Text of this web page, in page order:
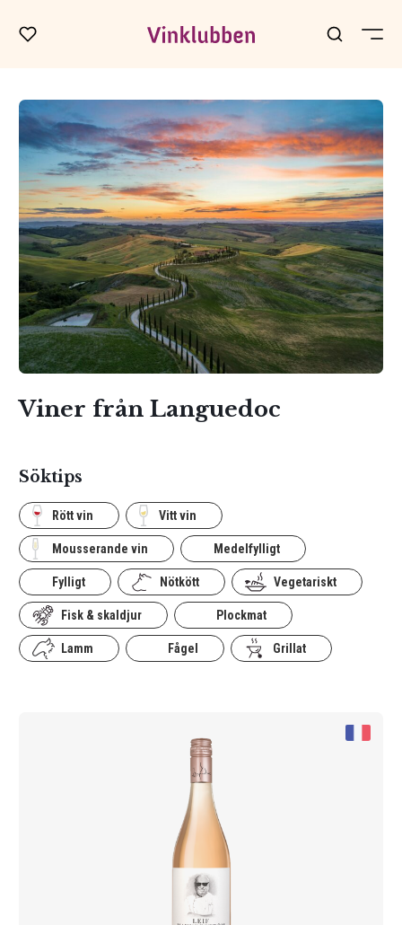
Viner från Languedoc
Söktips
Rött vin Vitt vin
Mousserande vin Medelfylligt
Fylligt Nötkött Vegetariskt
Fisk & skaldjur Plockmat
Lamm Fågel Grillat